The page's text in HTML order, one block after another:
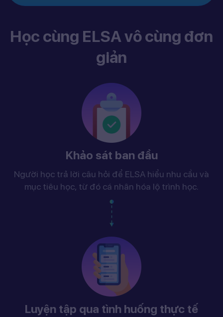
Học cùng ELSA vô cùng đơn
giản
Khảo sát ban đầu
Người học trả lời câu hỏi để ELSA hiểu nhu cầu và
mục tiêu học, từ đó cá nhân hóa lộ trình học.
Luyện tập qua tình huống thực tế